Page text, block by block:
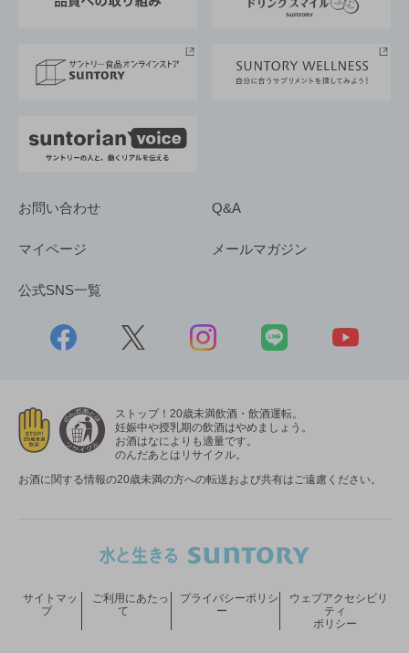
採用情報
お問い合わせ Q&A
マイページ メールマガジン
公式SNS一覧
ストップ！20歳未満飲酒・飲酒運転。
妊娠中や授乳期の飲酒はやめましょう。
お酒はなによりも適量です。
のんだあとはリサイクル。
お酒に関する情報の20歳未満の方への転送および共有はご遠慮ください。
サイトマッ
プ
ご利用にあたっ
て
プライバシーポリシ
ー
ウェブアクセシビリ
ティ
ポリシー